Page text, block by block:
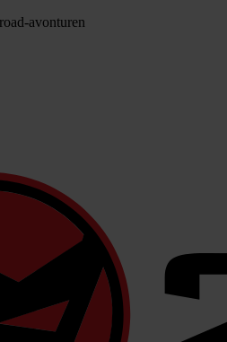
avonturen